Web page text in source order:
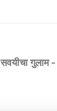
सवयीचा गुलाम -